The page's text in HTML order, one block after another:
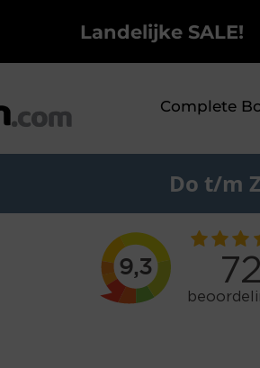
Landelijke SALE!
Complete
Do t/m